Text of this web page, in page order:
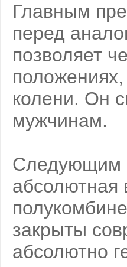
Главным
перед
позволяет
положениях,
колени. Он
мужчинам.
Следующим
абсолютная
закрыты
абсолютно